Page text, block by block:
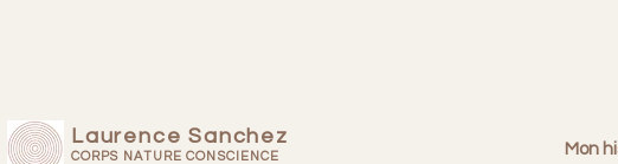
Laurence Sanchez
CORPS NATURE CONSCIENCE Mon